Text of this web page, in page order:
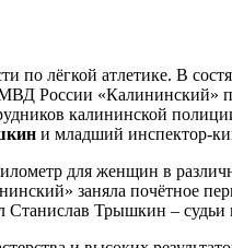
лёгкой атлетике. В
России «Калининский»
калининской
и младший инспектор-
для женщин в
заняла почётное
Трышкин – судьи